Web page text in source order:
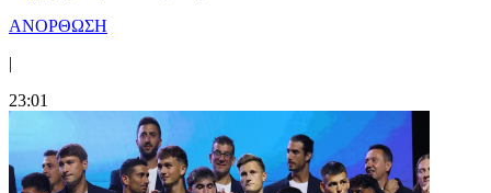
ΑΝΟΡΘΩΣΗ
|
23:01